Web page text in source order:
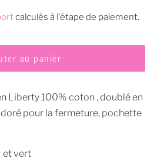
calculés à l'étape de paiement.
au panier
Liberty 100% coton , doublé en
pour la fermeture, pochette
et vert